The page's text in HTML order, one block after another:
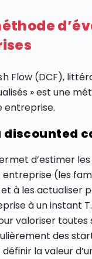
Flow (DCF),
» est une
entreprise.
d’estimer les
(les
à les actualiser
à un instant
valoriser toutes
des
la valeur